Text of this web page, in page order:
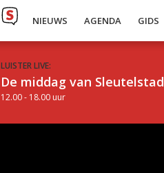
NIEUWS AGENDA GIDS
LUISTER LIVE:
De middag van Sleutelstad
12.00 - 18.00 uur